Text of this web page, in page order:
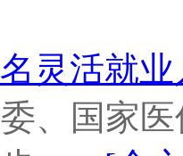
灵活就
、国家